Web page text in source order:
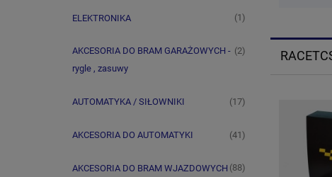
ELEKTRONIKA (1)
AKCESORIA DO BRAM GARAŻOWYCH -
rygle , zasuwy
(2)
AUTOMATYKA / SIŁOWNIKI (17)
AKCESORIA DO AUTOMATYKI (41)
AKCESORIA DO BRAM WJAZDOWYCH (88)